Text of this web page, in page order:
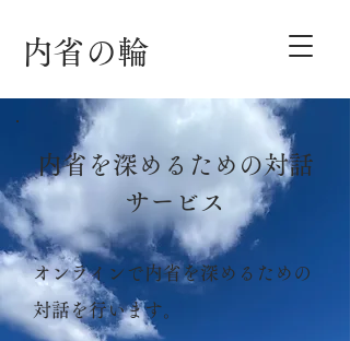
内省の輪
内省を深めるための対話
サービス
オンラインで内省を深めるための
対話を行います。